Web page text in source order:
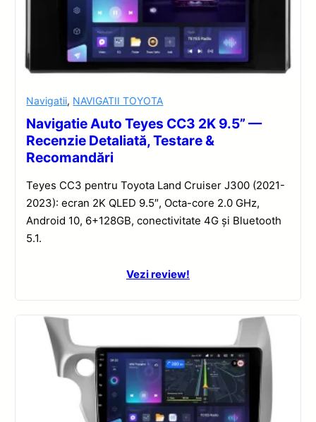
Navigatii, NAVIGATII TOYOTA
Navigatie Auto Teyes CC3 2K 9.5” —
Recenzie Detaliată, Testare &
Recomandări
Teyes CC3 pentru Toyota Land Cruiser J300 (2021-
2023): ecran 2K QLED 9.5″, Octa-core 2.0 GHz,
Android 10, 6+128GB, conectivitate 4G și Bluetooth
5.1.
Vezi review!